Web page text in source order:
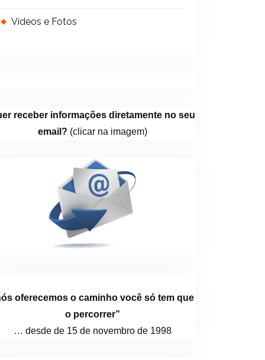
Vídeos e Fotos
receber informações diretamente no seu
email? (clicar na imagem)
oferecemos o caminho você só tem que
o percorrer”
… desde de 15 de novembro de 1998